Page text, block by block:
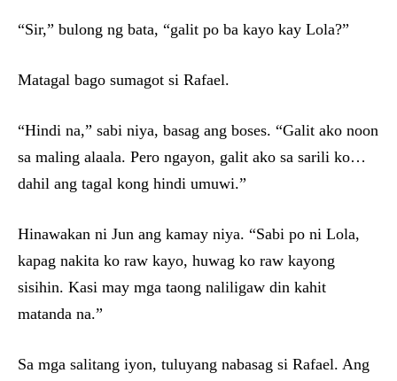
“Sir,” bulong ng bata, “galit po ba kayo kay Lola?”
Matagal bago sumagot si Rafael.
“Hindi na,” sabi niya, basag ang boses. “Galit ako noon
sa maling alaala. Pero ngayon, galit ako sa sarili ko…
dahil ang tagal kong hindi umuwi.”
Hinawakan ni Jun ang kamay niya. “Sabi po ni Lola,
kapag nakita ko raw kayo, huwag ko raw kayong
sisihin. Kasi may mga taong naliligaw din kahit
matanda na.”
Sa mga salitang iyon, tuluyang nabasag si Rafael. Ang